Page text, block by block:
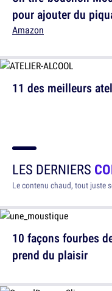
11 des meilleurs
pour ajouter du
Amazon
LES DERNIERS
Le contenu chaud, tout juste
10 façons fourbes
prend du plaisir